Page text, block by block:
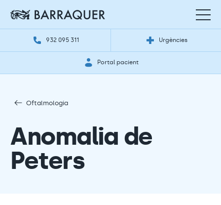
932 095 311 Urgències
Portal pacient
Oftalmologia
Anomalia de
Peters